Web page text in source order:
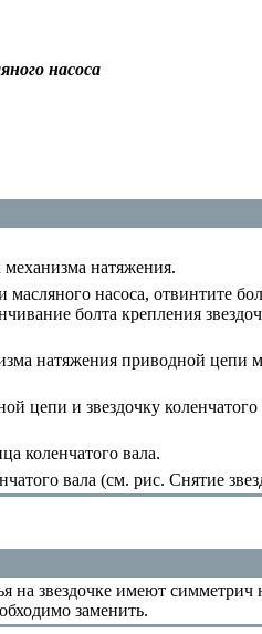
насоса
натяжения.
насоса, отвинтите
болта крепления
натяжения приводной цепи
цепи и звездочку
коленчатого вала.
вала (см. рис. Снятие
на звездочке имеют
заменить.